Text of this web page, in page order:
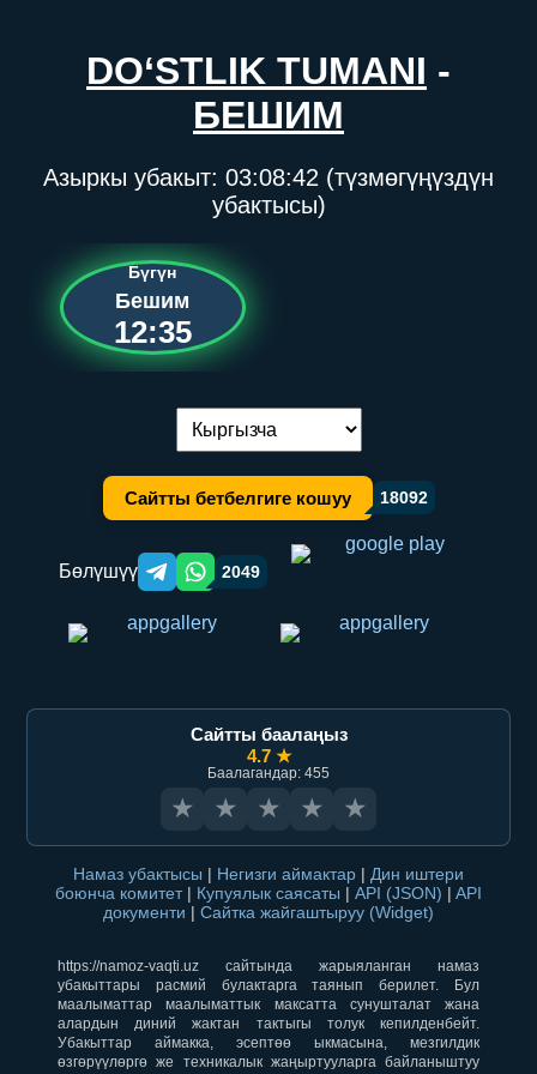
DO‘STLIK TUMANI -
БЕШИМ
Азыркы убакыт: 03:08:42 (түзмөгүңүздүн
убактысы)
Бүгүн
Бешим
12:35
Тилди алмаштыруу:
Сайтты бетбелгиге кошуу 18092
Бөлүшүү Telegram orqali ulashish
WhatsApp orqali ulashish
2049
Сайтты баалаңыз
4.7 ★
Баалагандар: 455
★ ★ ★ ★ ★
Намаз убактысы | Негизги аймактар | Дин иштери
боюнча комитет | Купуялык саясаты | API (JSON) | API
документи | Сайтка жайгаштыруу (Widget)
https://namoz-vaqti.uz сайтында жарыяланган намаз
убакыттары расмий булактарга таянып берилет. Бул
маалыматтар маалыматтык максатта сунушталат жана
алардын диний жактан тактыгы толук кепилденбейт.
Убакыттар аймакка, эсептөө ыкмасына, мезгилдик
өзгөрүүлөргө же техникалык жаңыртууларга байланыштуу